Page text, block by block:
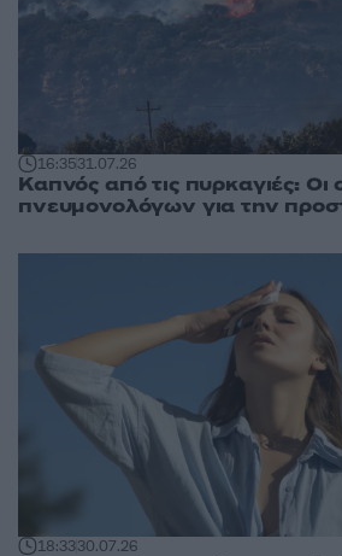
16:3531.07.26
Καπνός από τις πυρκαγιές: Οι
πνευμονολόγων για την
18:3330.07.26